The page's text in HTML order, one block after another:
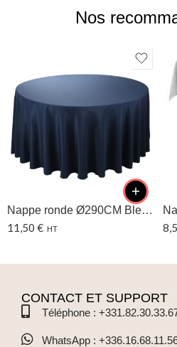
Nos
Nappe ronde Ø290CM Bleu Marine
11,50 € HT
CONTACT ET SUPPORT
Téléphone :
WhatsApp :